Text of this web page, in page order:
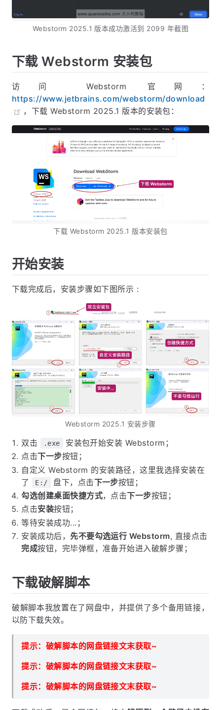
Webstorm 2025.1 版本成功激活到 2099 年截图
下载 Webstorm 安装包
访问 Webstorm 官网：
https://www.jetbrains.com/webstorm/download
，下载 Webstorm 2025.1 版本的安装包：
下载 Webstorm 2025.1 版本安装包
开始安装
下载完成后，安装步骤如下图所示 :
Webstorm 2025.1 安装步骤
双击 .exe
安装包开始安装 Webstorm；
点击下一步按钮；
自定义 Webstorm 的安装路径，这里我选择安装在
了
E:/ 盘下，点击下一步按钮；
勾选创建桌面快捷方式，点击下一步按钮；
点击安装按钮；
等待安装成功...；
安装成功后， 先不要勾选运行 Webstorm, 直接点击
完成按钮，完毕弹框，准备开始进入破解步骤；
下载破解脚本
破解脚本我放置在了网盘中，并提供了多个备用链接，
以防下载失效。
提示：破解脚本的网盘链接文末获取~
提示：破解脚本的网盘链接文末获取~
提示：破解脚本的网盘链接文末获取~